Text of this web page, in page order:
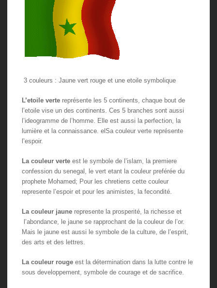
3 couleurs : Jaune vert rouge et une etoile symbolique
L’etoile verte représente les 5 continents, chaque bout de
l’etoile vise un des continents. Ces 5 branches sont aussi
l’ideogramme de l’homme. Elle est aussi la perfection, la
lumière et la connaissance. elSa couleur verte représente
l’espoir.
La couleur verte est le symbole de l’islam, la premiere
confession du senegal, le vert etant la couleur preférée du
prophete Mohamed; Pour les chretiens cette couleur
represente l’espoir et pour les animistes, la fecondité.
La couleur jaune represente la prosperité, la richesse et
l’abondance, le jaune se rapprochant de la couleur de l’or.
Mais le jaune est aussi le symbole de la culture, de l’esprit,
des arts et des lettres.
La couleur rouge est la détermination dans la lutte contre le
sous developpement, symbole de courage et de sacrifice.